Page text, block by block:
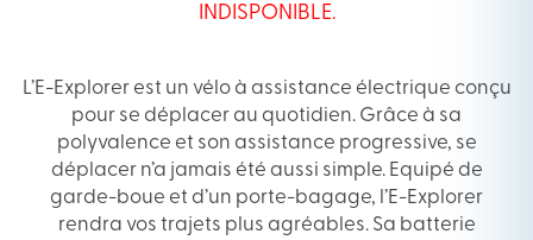
INDISPONIBLE.
L’E-Explorer est un vélo à assistance électrique conçu
pour se déplacer au quotidien. Grâce à sa
polyvalence et son assistance progressive, se
déplacer n’a jamais été aussi simple. Equipé de
garde-boue et d’un porte-bagage, l’E-Explorer
rendra vos trajets plus agréables. Sa batterie